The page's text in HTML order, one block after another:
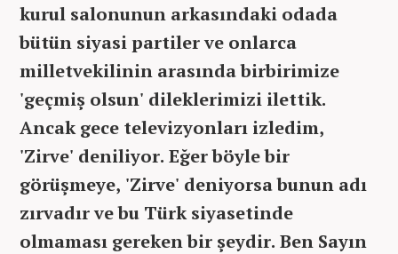
kurul salonunun arkasındaki odada
bütün siyasi partiler ve onlarca
milletvekilinin arasında birbirimize
'geçmiş olsun' dileklerimizi ilettik.
Ancak gece televizyonları izledim,
'Zirve' deniliyor. Eğer böyle bir
görüşmeye, 'Zirve' deniyorsa bunun adı
zırvadır ve bu Türk siyasetinde
olmaması gereken bir şeydir. Ben Sayın